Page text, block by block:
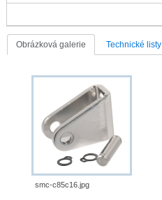
Obrázková galerie Technické listy
smc-c85c16.jpg